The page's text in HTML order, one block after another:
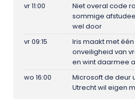
vr 11:00
Niet overal code
sommige
wel door
vr 09:15
Iris maakt met
onveiligheid van
en wint daarmee
wo 16:00
Microsoft de deur
Utrecht wil eigen